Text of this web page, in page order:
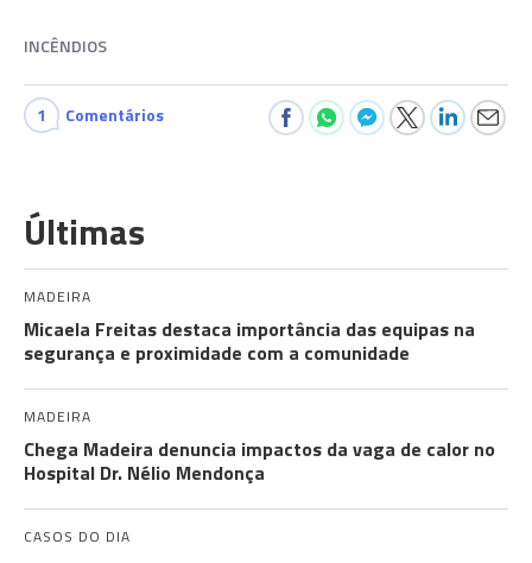
INCÊNDIOS
1 Comentários
Últimas
MADEIRA
Micaela Freitas destaca importância das equipas na
segurança e proximidade com a comunidade
MADEIRA
Chega Madeira denuncia impactos da vaga de calor no
Hospital Dr. Nélio Mendonça
CASOS DO DIA